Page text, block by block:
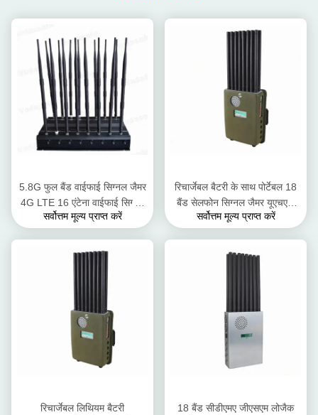
5.8G फुल बैंड वाईफाई सिग्नल जैमर
4G LTE 16 एंटेना वाईफाई सिग्नल
ब्लॉकर
सर्वोत्तम मूल्य प्राप्त करें
रिचार्जेबल बैटरी के साथ पोर्टेबल 18
बैंड सेलफोन सिग्नल जैमर यूएचएफ
वीएचएफ लोजैक
सर्वोत्तम मूल्य प्राप्त करें
रिचार्जेबल लिथियम बैटरी
18 बैंड सीडीएमए जीएसएम लोजैक